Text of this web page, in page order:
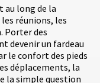
au long de la
réunions, les
Porter des
devenir un fardeau
le confort des pieds
déplacements, la
la simple question